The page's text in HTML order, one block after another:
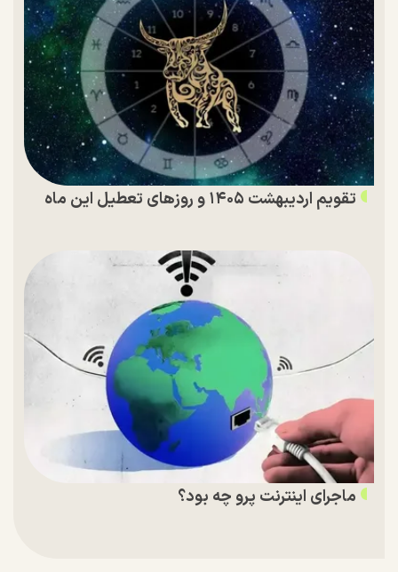
تقویم اردیبهشت ۱۴۰۵ و روز‌های تعطیل این ماه
ماجرای اینترنت پرو چه بود؟